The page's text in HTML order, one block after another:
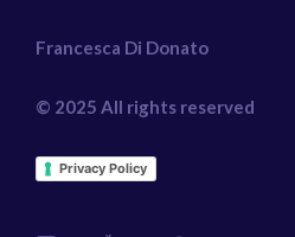
Francesca Di Donato
© 2025 All rights reserved
Privacy Policy